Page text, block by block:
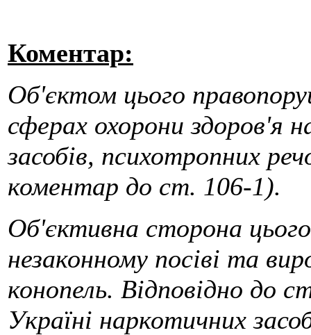
Коментар:
Об'єктом цього
сферах охорони здоров'я
засобів, психотропних
коментар до ст. 106-1).
Об'єктивна сторона
незаконному посіві та
конопель. Відповідно до
Україні наркотичних